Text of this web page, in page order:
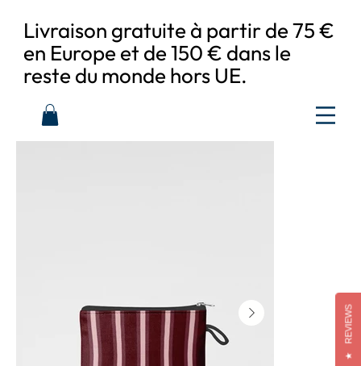
Livraison gratuite à partir de 75 €
en Europe et de 150 € dans le
reste du monde hors UE.
★
REVIEWS